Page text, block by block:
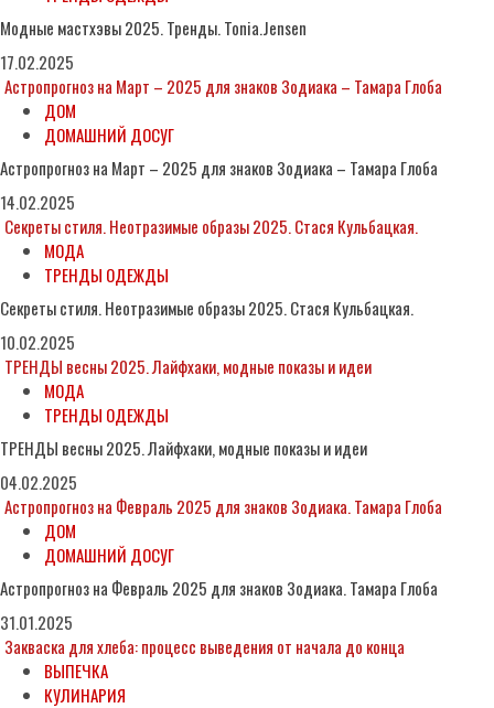
Модные мастхэвы 2025. Тренды. Tonia.Jensen
17.02.2025
Астропрогноз на Март – 2025 для знаков Зодиака – Тамара Глоба
ДОМ
ДОМАШНИЙ ДОСУГ
Астропрогноз на Март – 2025 для знаков Зодиака – Тамара Глоба
14.02.2025
Секреты стиля. Неотразимые образы 2025. Стася Кульбацкая.
МОДА
ТРЕНДЫ ОДЕЖДЫ
Секреты стиля. Неотразимые образы 2025. Стася Кульбацкая.
10.02.2025
ТРЕНДЫ весны 2025. Лайфхаки, модные показы и идеи
МОДА
ТРЕНДЫ ОДЕЖДЫ
ТРЕНДЫ весны 2025. Лайфхаки, модные показы и идеи
04.02.2025
Астропрогноз на Февраль 2025 для знаков Зодиака. Тамара Глоба
ДОМ
ДОМАШНИЙ ДОСУГ
Астропрогноз на Февраль 2025 для знаков Зодиака. Тамара Глоба
31.01.2025
Закваска для хлеба: процесс выведения от начала до конца
ВЫПЕЧКА
КУЛИНАРИЯ